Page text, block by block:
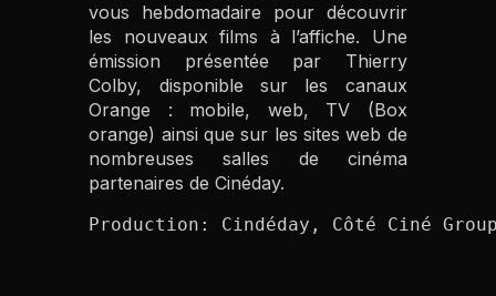
vous hebdomadaire pour découvrir
les nouveaux films à l’affiche. Une
émission présentée par Thierry
Colby, disponible sur les canaux
Orange : mobile, web, TV (Box
orange) ainsi que sur les sites web de
nombreuses salles de cinéma
partenaires de Cinéday.
Production: Cindéday, Côté Ciné